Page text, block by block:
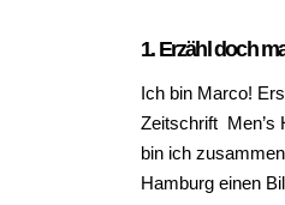
1. Erzähl doch
Ich bin Marco!
Zeitschrift Men’s
bin ich
Hamburg einen